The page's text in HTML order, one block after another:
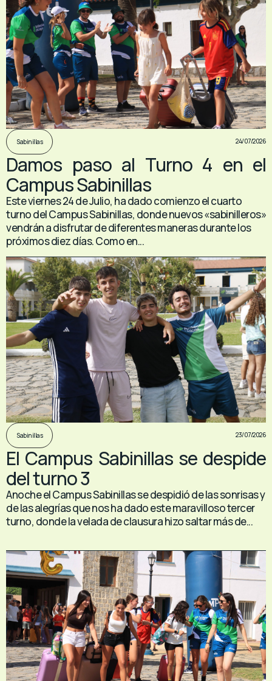
Sabinillas 24/07/2026
Damos paso al Turno 4 en el
Campus Sabinillas
Este viernes 24 de Julio, ha dado comienzo el cuarto
turno del Campus Sabinillas, donde nuevos «sabinilleros»
vendrán a disfrutar de diferentes maneras durante los
próximos diez días. Como en...
Sabinillas 23/07/2026
El Campus Sabinillas se despide
del turno 3
Anoche el Campus Sabinillas se despidió de las sonrisas y
de las alegrías que nos ha dado este maravilloso tercer
turno, donde la velada de clausura hizo saltar más de...